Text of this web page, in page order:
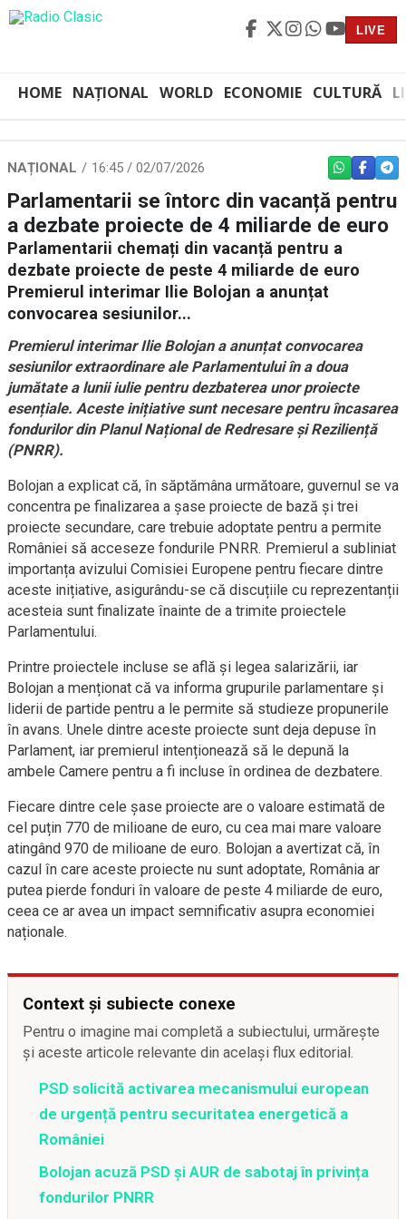
LIVE
HOME NAȚIONAL WORLD ECONOMIE CULTURĂ
NAȚIONAL 16:45 / 02/07/2026 WHATSAPP
Parlamentarii se întorc din vacanță pentru
a dezbate proiecte de 4 miliarde de euro
Parlamentarii chemați din vacanță pentru a
dezbate proiecte de peste 4 miliarde de euro
Premierul interimar Ilie Bolojan a anunțat
convocarea sesiunilor...
Premierul interimar Ilie Bolojan a anunțat convocarea
sesiunilor extraordinare ale Parlamentului în a doua
jumătate a lunii iulie pentru dezbaterea unor proiecte
esențiale. Aceste inițiative sunt necesare pentru încasarea
fondurilor din Planul Național de Redresare și Reziliență
(PNRR).
Bolojan a explicat că, în săptămâna următoare, guvernul se va
concentra pe finalizarea a șase proiecte de bază și trei
proiecte secundare, care trebuie adoptate pentru a permite
României să acceseze fondurile PNRR. Premierul a subliniat
importanța avizului Comisiei Europene pentru fiecare dintre
aceste inițiative, asigurându-se că discuțiile cu reprezentanții
acesteia sunt finalizate înainte de a trimite proiectele
Parlamentului.
Printre proiectele incluse se află și legea salarizării, iar
Bolojan a menționat că va informa grupurile parlamentare și
liderii de partide pentru a le permite să studieze propunerile
în avans. Unele dintre aceste proiecte sunt deja depuse în
Parlament, iar premierul intenționează să le depună la
ambele Camere pentru a fi incluse în ordinea de dezbatere.
Fiecare dintre cele șase proiecte are o valoare estimată de
cel puțin 770 de milioane de euro, cu cea mai mare valoare
atingând 970 de milioane de euro. Bolojan a avertizat că, în
cazul în care aceste proiecte nu sunt adoptate, România ar
putea pierde fonduri în valoare de peste 4 miliarde de euro,
ceea ce ar avea un impact semnificativ asupra economiei
naționale.
Context și subiecte conexe
Pentru o imagine mai completă a subiectului, urmărește
și aceste articole relevante din același flux editorial.
PSD solicită activarea mecanismului european
de urgență pentru securitatea energetică a
României
Bolojan acuză PSD și AUR de sabotaj în privința
fondurilor PNRR